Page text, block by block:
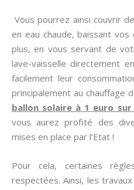
Vous pourrez ainsi couvrir
en eau chaude, baissant vos
plus, en vous servant de
lave-vaisselle directement
facilement leur
principalement au chauffage
ballon solaire à 1 euro sur
vous aurez profité des
mises en place par l’Etat !
Pour cela, certaines
respectées. Ainsi, les